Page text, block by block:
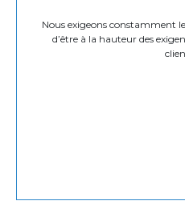
Nous exigeons constamment
d’être à la hauteur des